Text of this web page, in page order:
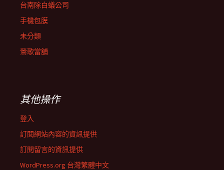
台南除白蟻公司
手機包膜
未分類
鶯歌當舖
其他操作
登入
訂閱網站內容的資訊提供
訂閱留言的資訊提供
WordPress.org 台灣繁體中文